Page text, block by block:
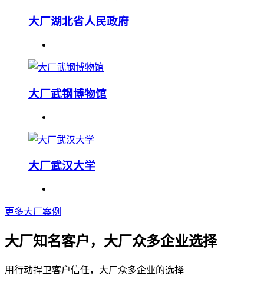
大厂湖北省人民政府
大厂武钢博物馆
大厂武汉大学
更多大厂案例
大厂知名客户，大厂众多企业选择
用行动捍卫客户信任，大厂众多企业的选择